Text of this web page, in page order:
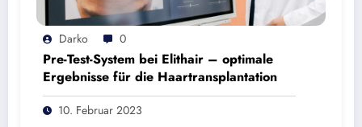
Darko 0
Pre-Test-System bei Elithair – optimale
Ergebnisse für die Haartransplantation
10. Februar 2023